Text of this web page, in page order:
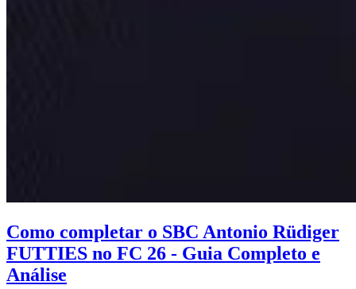
Como completar o SBC Antonio Rüdiger
FUTTIES no FC 26 - Guia Completo e
Análise